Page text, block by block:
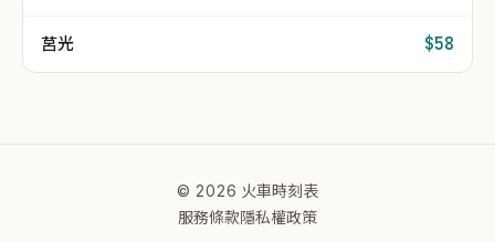
莒光 $58
© 2026 火車時刻表
服務條款隱私權政策